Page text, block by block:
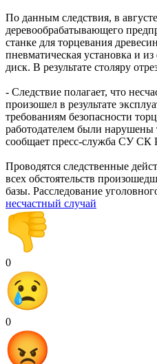
По данным следствия, в
деревообрабатывающего
станке для торцевания
пневматическая установка и
диск. В результате столяру
- Следствие полагает, что
произошел в результате
требованиям безопасности
работодателем были нарушены
сообщает пресс-служба СУ СК
Проводятся следственные
всех обстоятельств
базы. Расследование
несчастный случай
0
0